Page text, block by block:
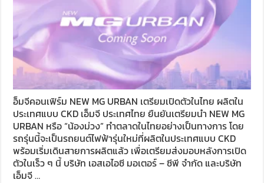
อ็มจีคอนเฟิร์ม NEW MG URBAN เตรียมเปิดตัวในไทย ผลิตใน
ประเทศแบบ CKD เอ็มจี ประเทศไทย ยืนยันเตรียมนำ NEW MG
URBAN หรือ “น้องม่วง” ทำตลาดในไทยอย่างเป็นทางการ โดย
รถรุ่นนี้จะเป็นรถยนต์ไฟฟ้ารุ่นใหม่ที่ผลิตในประเทศแบบ CKD
พร้อมเริ่มเดินสายการผลิตแล้ว เพื่อเตรียมส่งมอบหลังการเปิด
ตัวในเร็ว ๆ นี้ บริษัท เอสเอไอซี มอเตอร์ – ซีพี จำกัด และบริษัท
เอ็มจี …